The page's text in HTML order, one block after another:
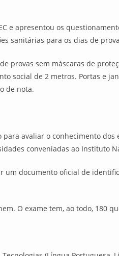
e apresentou os
sanitárias para os dias de
provas sem máscaras de
social de 2 metros. Portas e
de nota.
para avaliar o conhecimento
conveniadas ao Instituto
um documento oficial de
O exame tem, ao todo, 180